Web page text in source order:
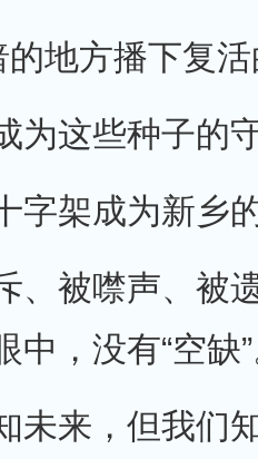
地方播下复
为这些种子的
字架成为新乡
、被噤声、被
中，没有“空缺
未来，但我们